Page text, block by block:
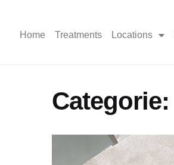
Home Treatments Locations
Categorie: